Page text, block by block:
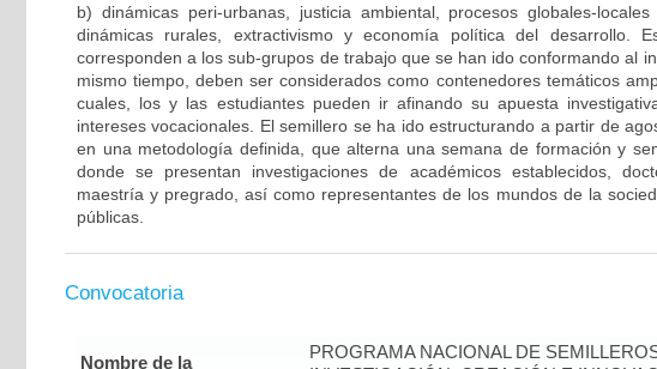
b) dinámicas peri-urbanas, justicia ambiental, procesos globales-
dinámicas rurales, extractivismo y economía política del desarrollo.
corresponden a los sub-grupos de trabajo que se han ido conformando al
mismo tiempo, deben ser considerados como contenedores temáticos
cuales, los y las estudiantes pueden ir afinando su apuesta
intereses vocacionales. El semillero se ha ido estructurando a partir de
en una metodología definida, que alterna una semana de formación y
donde se presentan investigaciones de académicos establecidos,
maestría y pregrado, así como representantes de los mundos de la
públicas.
Convocatoria
Nombre de la
PROGRAMA NACIONAL DE